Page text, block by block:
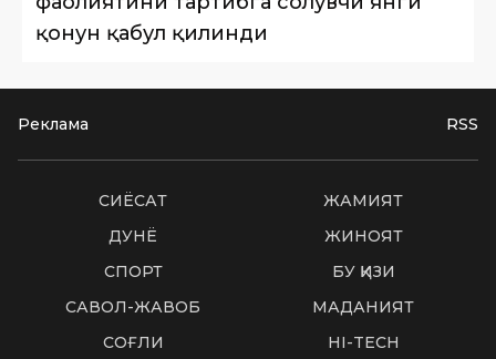
қонун қабул қилинди
Реклама RSS
СИËСАТ
ЖАМИЯТ
ДУНË
ЖИНОЯТ
СПОРТ
БУ ҚИЗИҚ
САВОЛ-ЖАВОБ
МАДАНИЯТ
СОҒЛИҚ
HI-TECH